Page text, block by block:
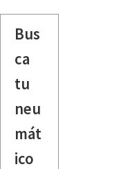
Bus
ca
tu
neu
mát
ico